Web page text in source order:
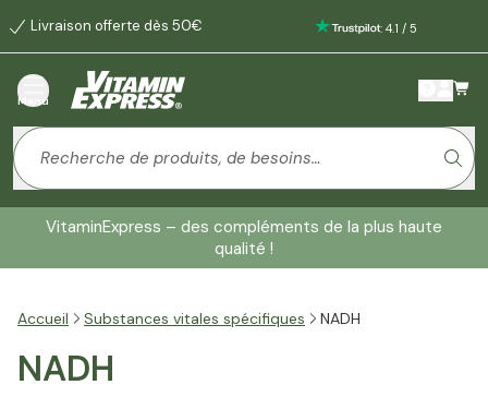
Livraison offerte dès 50€ : 4.1 / 5
Menu
VitaminExpress – des compléments de la plus haute
qualité !
Accueil Substances vitales spécifiques NADH
NADH